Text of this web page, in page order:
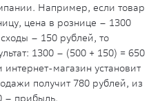
Например, если товар
цена в рознице – 1300
– 150 рублей, то
1300 – (500 + 150) = 650
магазин установит
получит 780 рублей, из
– прибыль.